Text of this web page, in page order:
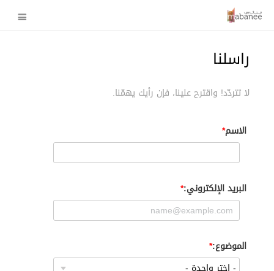
راسلنا
لا تتردّد! واقترح علينا، فإن رأيك يهمّنا.
الاسم
البريد الإلكتروني:
الموضوع: